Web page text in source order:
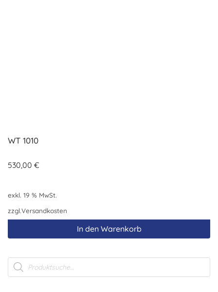
WT 1010
530,00 €
exkl. 19 % MwSt.
zzgl.Versandkosten
In den Warenkorb
Products
search